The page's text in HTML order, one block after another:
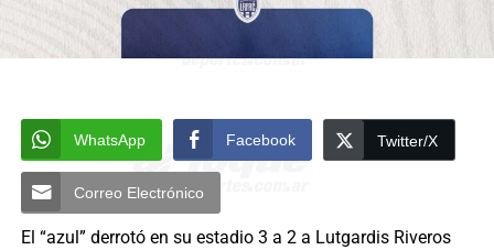
WhatsApp Facebook Twitter/X
Correo Electrónico
El “azul” derrotó en su estadio 3 a 2 a Lutgardis Riveros